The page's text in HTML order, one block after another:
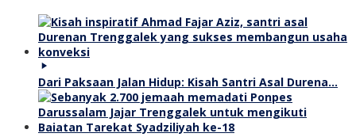
Dari Paksaan Jalan Hidup: Kisah Santri Asal Durena…